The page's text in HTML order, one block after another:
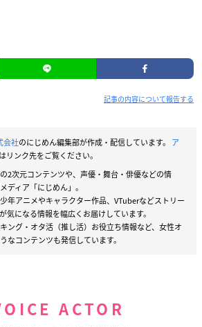
記事の内容について報告する
会社のにじめん編集部が作成・配信しています。 ア
リンク先をご覧ください。
2次元コンテンツや、声優・舞台・俳優などの情
ディア「にじめん」。
年アニメやキャラクター作品、VTuberなどストリー
気になる情報を幅広くお届けしています。
ング・オタ活（推し活）お役立ち情報など、女性オ
なコンテンツも発信しています。
ACTOR